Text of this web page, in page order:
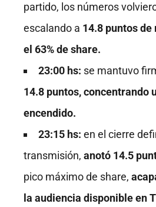
partido, los números
escalando a 14.8 puntos
el 63% de share.
23:00 hs: se mantuvo
14.8 puntos, concentrando
encendido.
23:15 hs: en el cierre
transmisión, anotó 14.5
pico máximo de share,
la audiencia disponible en